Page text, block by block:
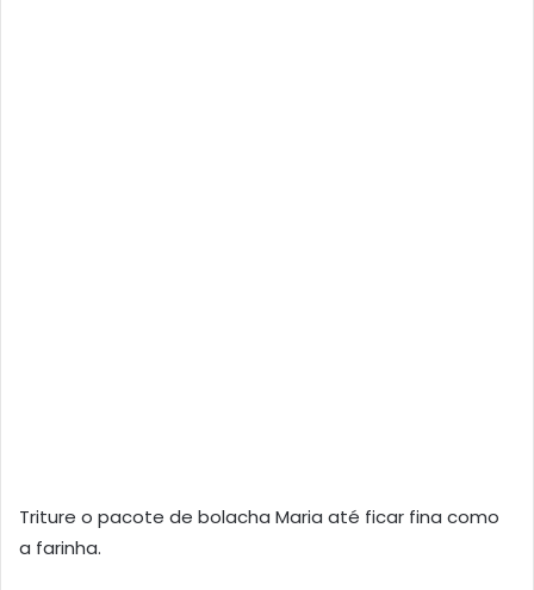
Triture o pacote de bolacha Maria até ficar fina como
a farinha.